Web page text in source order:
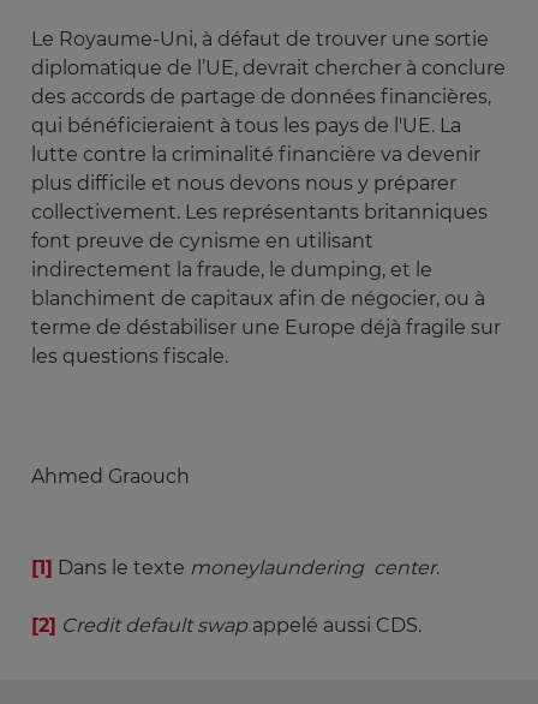
Le Royaume-Uni, à défaut de trouver une sortie
diplomatique de l’UE, devrait chercher à conclure
des accords de partage de données financières,
qui bénéficieraient à tous les pays de l'UE. La
lutte contre la criminalité financière va devenir
plus difficile et nous devons nous y préparer
collectivement. Les représentants britanniques
font preuve de cynisme en utilisant
indirectement la fraude, le dumping, et le
blanchiment de capitaux afin de négocier, ou à
terme de déstabiliser une Europe déjà fragile sur
les questions fiscale.
Ahmed Graouch
[1] Dans le texte money­laundering  center.
[2] Credit default swapappelé aussi CDS.